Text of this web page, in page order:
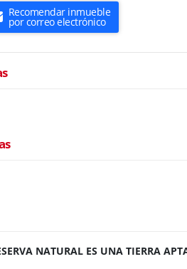
Recomendar inmueble
por correo electrónico
NATURAL ES UNA TIERRA